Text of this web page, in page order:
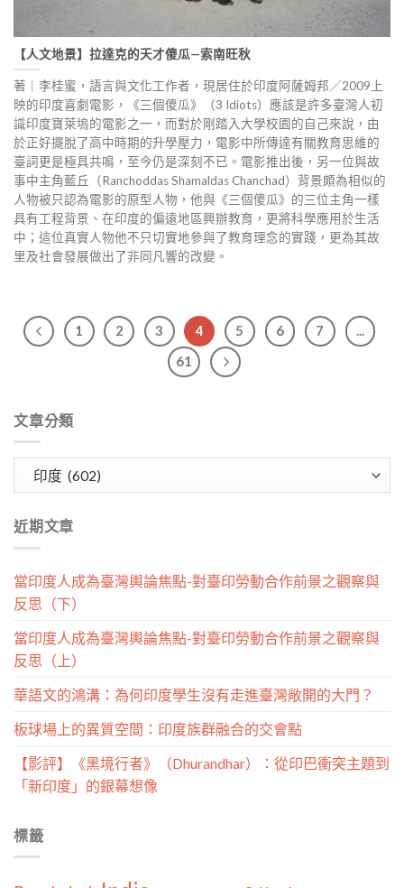
【人文地景】拉達克的天才傻瓜—索南旺秋
著｜李桂蜜，語言與文化工作者，現居住於印度阿薩姆邦／2009上
映的印度喜劇電影，《三個傻瓜》（3 Idiots）應該是許多臺灣人初
識印度寶萊塢的電影之一，而對於剛踏入大學校園的自己來說，由
於正好擺脫了高中時期的升學壓力，電影中所傳達有關教育思維的
臺詞更是極具共鳴，至今仍是深刻不已。電影推出後，另一位與故
事中主角藍丘（Ranchoddas Shamaldas Chanchad）背景頗為相似的
人物被只認為電影的原型人物，他與《三個傻瓜》的三位主角一樣
具有工程背景、在印度的偏遠地區興辦教育，更將科學應用於生活
中；這位真實人物他不只切實地參與了教育理念的實踐，更為其故
里及社會發展做出了非同凡響的改變。
1 2 3 4 5 6 7
...
61
文章分類
類
近期文章
當印度人成為臺灣輿論焦點-對臺印勞動合作前景之觀察與
反思（下）
當印度人成為臺灣輿論焦點-對臺印勞動合作前景之觀察與
反思（上）
華語文的鴻溝：為何印度學生沒有走進臺灣敞開的大門？
板球場上的異質空間：印度族群融合的交會點
【影評】《黑境行者》（Dhurandhar）：從印巴衝突主題到
「新印度」的銀幕想像
標籤